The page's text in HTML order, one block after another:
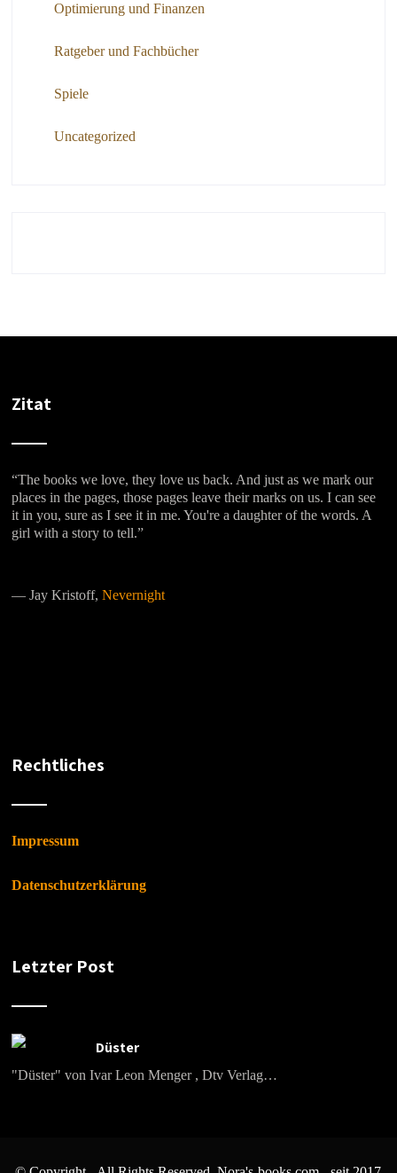
Optimierung und Finanzen
Ratgeber und Fachbücher
Spiele
Uncategorized
Zitat
“The books we love, they love us back. And just as we mark our
places in the pages, those pages leave their marks on us. I can see
it in you, sure as I see it in me. You're a daughter of the words. A
girl with a story to tell.”
―Jay Kristoff,Nevernight
Rechtliches
Impressum
Datenschutzerklärung
Letzter Post
Düster
"Düster" von Ivar Leon Menger , Dtv Verlag…